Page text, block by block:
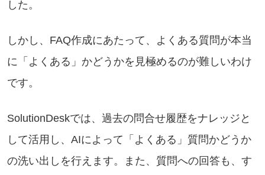
した。
しかし、FAQ作成にあたって、よくある質問が本当
に「よくある」かどうかを見極めるのが難しいわけ
です。
SolutionDeskでは、過去の問合せ履歴をナレッジと
して活用し、AIによって「よくある」質問かどうか
の洗い出しを行えます。また、質問への回答も、す